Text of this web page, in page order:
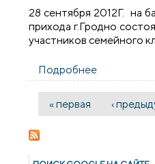
28 сентября 2012Г. на
прихода г.Гродно
участников семейного
Подробнее
Страницы
« первая ‹